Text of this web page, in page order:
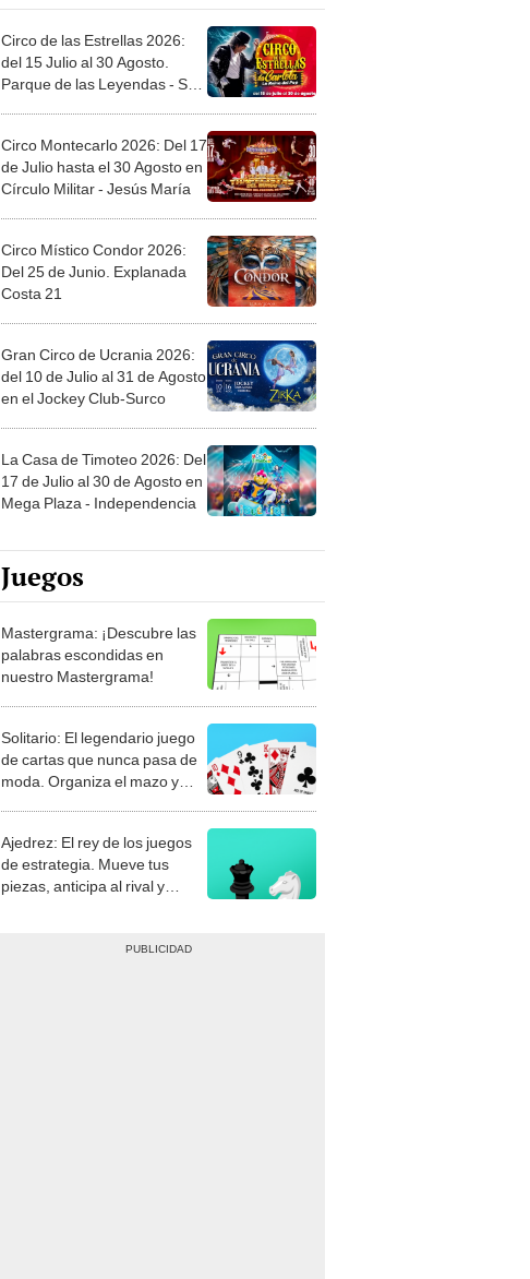
Circo de las Estrellas 2026:
del 15 Julio al 30 Agosto.
Parque de las Leyendas - San
Circo Montecarlo 2026: Del 17
de Julio hasta el 30 Agosto en
Círculo Militar - Jesús María
Circo Místico Condor 2026:
Del 25 de Junio. Explanada
Costa 21
Gran Circo de Ucrania 2026:
del 10 de Julio al 31 de Agosto
en el Jockey Club-Surco
La Casa de Timoteo 2026: Del
17 de Julio al 30 de Agosto en
Mega Plaza - Independencia
Juegos
Mastergrama: ¡Descubre las
palabras escondidas en
nuestro Mastergrama!
Solitario: El legendario juego
de cartas que nunca pasa de
moda. Organiza el mazo y
Ajedrez: El rey de los juegos
de estrategia. Mueve tus
piezas, anticipa al rival y